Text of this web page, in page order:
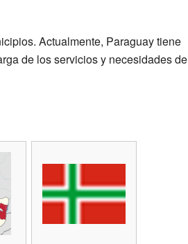
Actualmente, Paraguay tiene
de los servicios y necesidades de